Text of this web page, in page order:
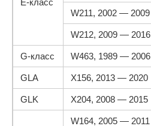
E-класс
W211, 2002 — 2009
W212, 2009 — 2016
G-класс W463, 1989 — 2006
GLA X156, 2013 — 2020
GLK X204, 2008 — 2015
W164, 2005 — 2011